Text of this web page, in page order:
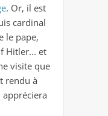
. Or, il est
cardinal
le pape,
Hitler... et
visite que
rendu à